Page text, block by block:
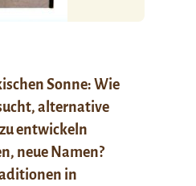
Sonne: Wie
alternative
entwickeln
neue Namen?
in